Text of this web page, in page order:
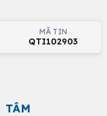
MÃ TIN
QTI102903
TÂM